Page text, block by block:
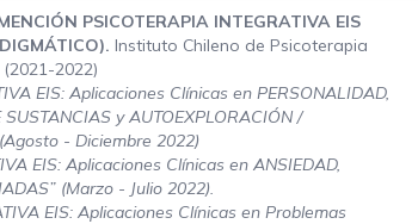
PSICOTERAPIA INTEGRATIVA EIS
Instituto Chileno de Psicoterapia
2022)
EIS: Aplicaciones Clínicas en PERSONALIDAD,
y AUTOEXPLORACIÓN /
- Diciembre 2022)
EIS: Aplicaciones Clínicas en ANSIEDAD,
(Marzo - Julio 2022).
EIS: Aplicaciones Clínicas en Problemas